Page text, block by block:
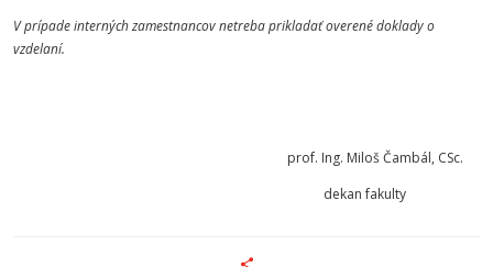
V prípade interných zamestnancov netreba prikladať overené doklady o
vzdelaní.
prof. Ing. Miloš Čambál, CSc.
dekan fakulty